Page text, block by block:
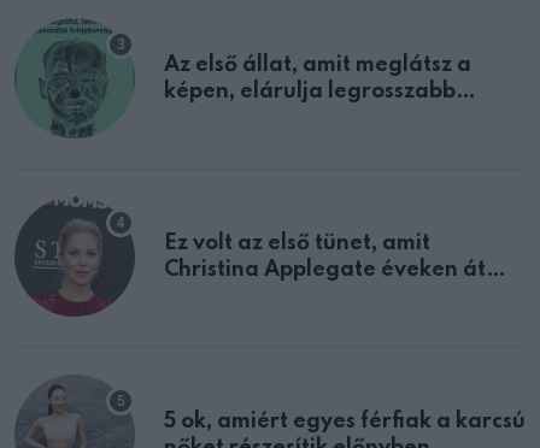
Az első állat, amit meglátsz a
képen, elárulja legrosszabb
Ez volt az első tünet, amit
Christina Applegate éveken át
5 ok, amiért egyes férfiak a karcsú